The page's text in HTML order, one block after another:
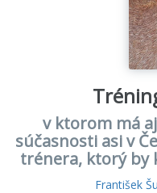
v ktorom má
súčasnosti asi v
trénera, ktorý by
František